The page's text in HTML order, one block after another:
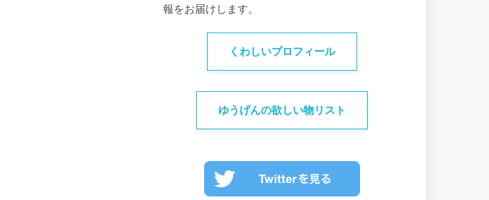
報をお届けします。
くわしいプロフィール
ゆうげんの欲しい物リスト